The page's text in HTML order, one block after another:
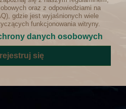
oraz z odpowiedziami na
gdzie jest wyjaśnionych wiele
funkcjonowania witryny.
danych osobowych
się